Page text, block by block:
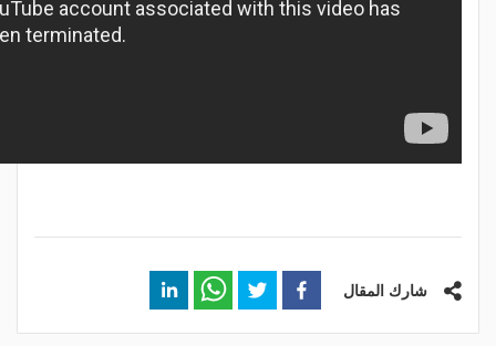
شارك المقال